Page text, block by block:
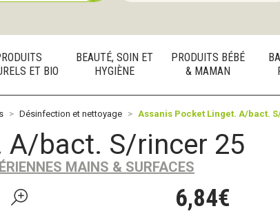
ET BIO
BEAUTÉ, SOIN ET
HYGIÈNE
PRODUITS BÉBÉ
& MAMAN
Désinfection et nettoyage Assanis Pocket Linget. A/bact.
A/bact. S/rincer 25
MAINS & SURFACES
6,84€